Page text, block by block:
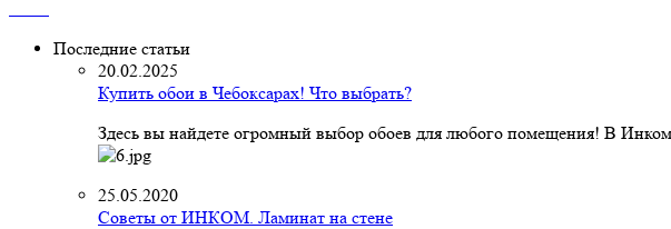
Последние статьи
20.02.2025
Купить обои в Чебоксарах! Что выбрать?
Здесь вы найдете огромный выбор обоев для любого помещения! В
25.05.2020
Советы от ИНКОМ. Ламинат на стене